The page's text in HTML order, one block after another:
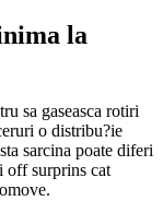
la
sa gaseasca rotiri
o distribu?ie
sarcina poate diferi
off surprins cat